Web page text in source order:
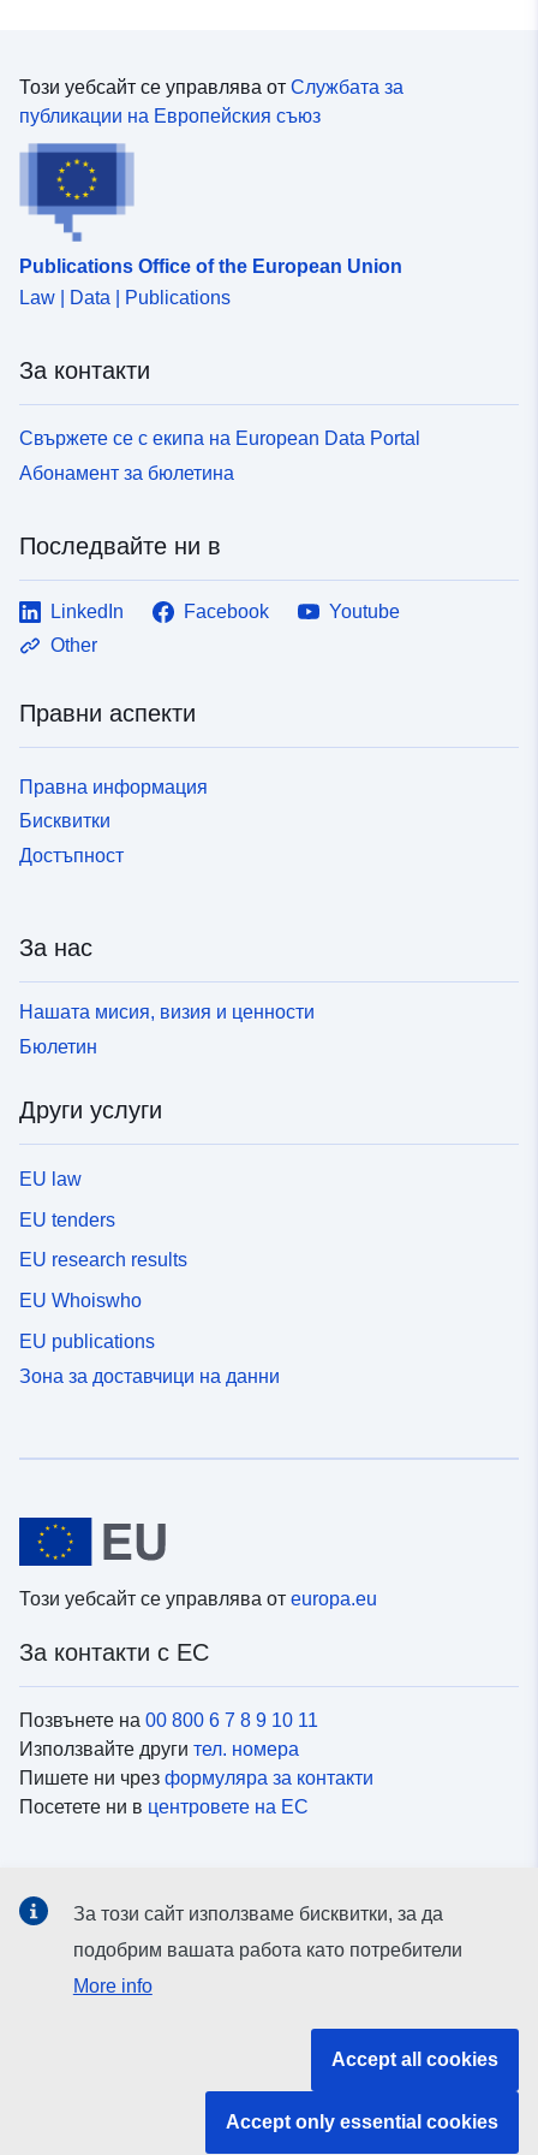
:
50.5819 ], [ 13.9753,
50.5819 ], [ 13.9753,
и:
a586f60a-025b-4616-8d59-
uriRef:
Периодичност
на начисляване:
other
Тип:
codelist/ResourceType/dataset
Този уебсайт се управлява от Службата за
публикации на Европейския съюз
Publications Office of the European Union
Law | Data | Publications
За контакти
Свържете се с екипа на European Data Portal
Абонамент за бюлетина
Последвайте ни в
LinkedIn Facebook
Youtube
Other
Правни аспекти
Правна информация
Бисквитки
Достъпност
За нас
Нашата мисия, визия и ценности
Бюлетин
Други услуги
EU law
EU tenders
EU research results
EU Whoiswho
EU publications
Зона за доставчици на данни
Този уебсайт се управлява от europa.eu
За контакти с ЕС
Позвънете на 00 800 6 7 8 9 10 11
Използвайте други тел. номера
Пишете ни чрез формуляра за контакти
Посетете ни в центровете на ЕС
Вижте профили на ЕС в социалните медии
Институции и органи на ЕС
За този сайт използваме бисквитки, за да
подобрим вашата работа като потребители
More info
Accept all cookies
Accept only essential cookies